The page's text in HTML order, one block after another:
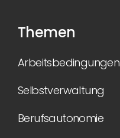
Themen
Arbeitsbedingungen
Selbstverwaltung
Berufsautonomie